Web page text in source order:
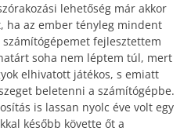
lehetőség már akkor
ha az ember tényleg mindent
fejlesztettem
soha nem léptem túl, mert
elhivatott játékos, s emiatt
beletenni a számítógépbe.
is lassan nyolc éve volt egy
később követte őt a